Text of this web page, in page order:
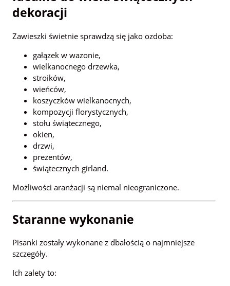
dekoracji
Zawieszki świetnie sprawdzą się jako ozdoba:
gałązek w wazonie,
wielkanocnego drzewka,
stroików,
wieńców,
koszyczków wielkanocnych,
kompozycji florystycznych,
stołu świątecznego,
okien,
drzwi,
prezentów,
świątecznych girland.
Możliwości aranżacji są niemal nieograniczone.
Staranne wykonanie
Pisanki zostały wykonane z dbałością o najmniejsze
szczegóły.
Ich zalety to: